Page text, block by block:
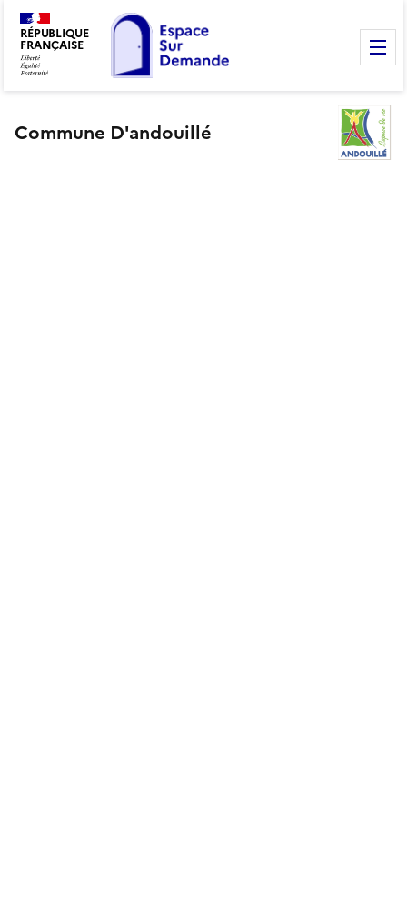
RÉPUBLIQUE
FRANÇAISE
Commune D'andouillé